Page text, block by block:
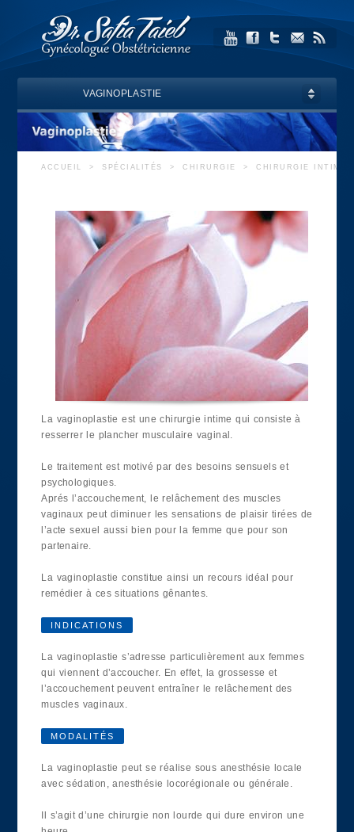
VAGINOPLASTIE
ACCUEIL > SPÉCIALITÉS > CHIRURGIE > CHIRURGIE INTIME
La vaginoplastie est une chirurgie intime qui consiste à
resserrer le plancher musculaire vaginal.
Le traitement est motivé par des besoins sensuels et
psychologiques.
Aprés l’accouchement, le relâchement des muscles
vaginaux peut diminuer les sensations de plaisir tirées de
l’acte sexuel aussi bien pour la femme que pour son
partenaire.
La vaginoplastie constitue ainsi un recours idéal pour
remédier à ces situations gênantes.
INDICATIONS
La vaginoplastie s’adresse particulièrement aux femmes
qui viennent d’accoucher. En effet, la grossesse et
l’accouchement peuvent entraîner le relâchement des
muscles vaginaux.
MODALITÉS
La vaginoplastie peut se réalise sous anesthésie locale
avec sédation, anesthésie locorégionale ou générale.
Il s’agit d’une chirurgie non lourde qui dure environ une